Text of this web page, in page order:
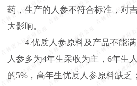
药，生产的人参不符合标准，对
大影响。
4.优质人参原料及产品不能满
人参多为4年生采收为主，6年生
的5%，高年生优质人参原料缺乏